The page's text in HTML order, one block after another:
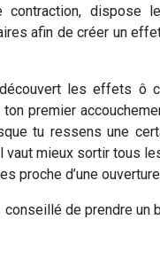
contraction, dispose
afin de créer un
les effets ô
premier
tu ressens une
mieux sortir tous
proche d’une
de prendre un